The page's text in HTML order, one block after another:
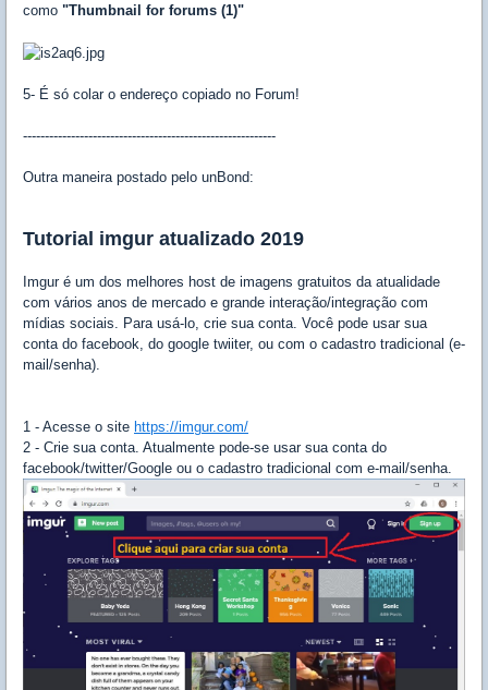
como "Thumbnail for forums (1)"
5- É só colar o endereço copiado no Forum!
----------------------------------------------------------
Outra maneira postado pelo unBond:
Tutorial imgur atualizado 2019
Imgur é um dos melhores host de imagens gratuitos da atualidade
com vários anos de mercado e grande interação/integração com
mídias sociais. Para usá-lo, crie sua conta. Você pode usar sua
conta do facebook, do google twiiter, ou com o cadastro tradicional (e-
mail/senha).
1 - Acesse o site https://imgur.com/
2 - Crie sua conta. Atualmente pode-se usar sua conta do
facebook/twitter/Google ou o cadastro tradicional com e-mail/senha.